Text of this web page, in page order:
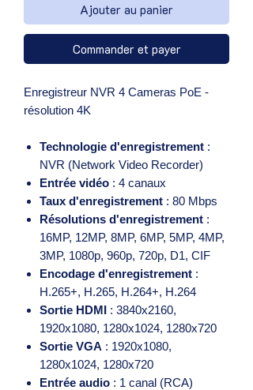
Ajouter au panier
Commander et payer
Enregistreur NVR 4 Cameras PoE -
résolution 4K
Technologie d'enregistrement :
NVR (Network Video Recorder)
Entrée vidéo : 4 canaux
Taux d'enregistrement : 80 Mbps
Résolutions d'enregistrement :
16MP, 12MP, 8MP, 6MP, 5MP, 4MP,
3MP, 1080p, 960p, 720p, D1, CIF
Encodage d'enregistrement :
H.265+, H.265, H.264+, H.264
Sortie HDMI : 3840x2160,
1920x1080, 1280x1024, 1280x720
Sortie VGA : 1920x1080,
1280x1024, 1280x720
Entrée audio : 1 canal (RCA)